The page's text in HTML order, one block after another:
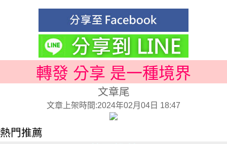
轉發 分享 是一種境界
文章尾
文章上架時間:2024年02月04日 18:47
熱門推薦